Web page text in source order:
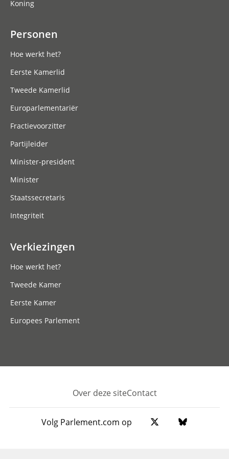
Koning
Personen
Hoe werkt het?
Eerste Kamerlid
Tweede Kamerlid
Europarlementariër
Fractievoorzitter
Partijleider
Minister-president
Minister
Staatssecretaris
Integriteit
Verkiezingen
Hoe werkt het?
Tweede Kamer
Eerste Kamer
Europees Parlement
Footer
Over deze siteContact
Volg Parlement.com op